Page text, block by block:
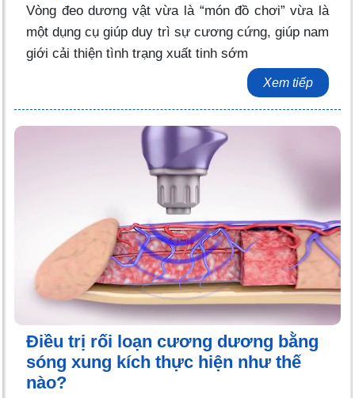
Vòng đeo dương vật vừa là “món đồ chơi” vừa là
một dụng cụ giúp duy trì sự cương cứng, giúp nam
giới cải thiện tình trạng xuất tinh sớm
Xem tiếp
Điều trị rối loạn cương dương bằng
sóng xung kích thực hiện như thế
nào?